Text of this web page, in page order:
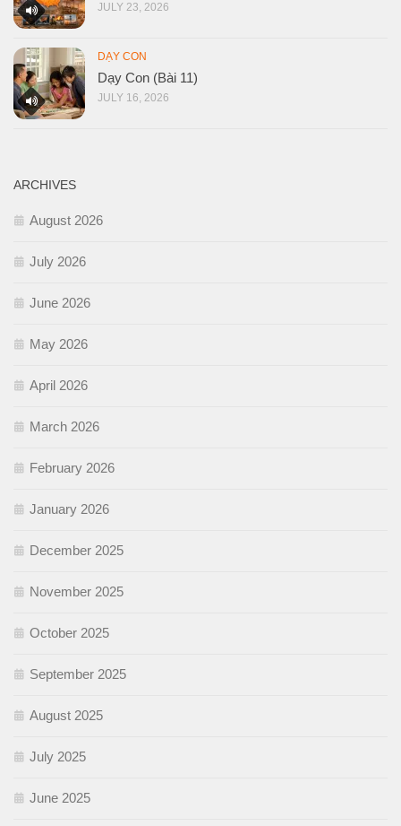
JULY 23, 2026
DẠY CON
Dạy Con (Bài 11)
JULY 16, 2026
ARCHIVES
August 2026
July 2026
June 2026
May 2026
April 2026
March 2026
February 2026
January 2026
December 2025
November 2025
October 2025
September 2025
August 2025
July 2025
June 2025